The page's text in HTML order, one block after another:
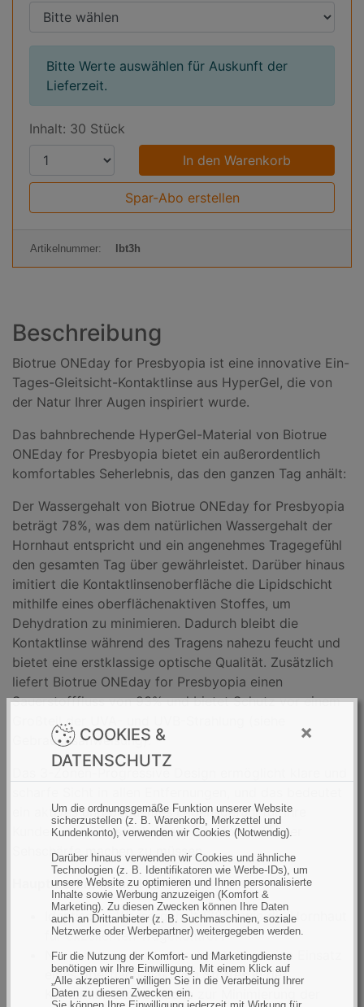
COOKIES &
DATENSCHUTZ
×
Um die ordnungsgemäße Funktion unserer Website
sicherzustellen (z. B. Warenkorb, Merkzettel und
Kundenkonto), verwenden wir Cookies (Notwendig).
Darüber hinaus verwenden wir Cookies und ähnliche
Technologien (z. B. Identifikatoren wie Werbe-IDs), um
unsere Website zu optimieren und Ihnen personalisierte
Inhalte sowie Werbung anzuzeigen (Komfort &
Marketing). Zu diesen Zwecken können Ihre Daten
auch an Drittanbieter (z. B. Suchmaschinen, soziale
Netzwerke oder Werbepartner) weitergegeben werden.
Für die Nutzung der Komfort- und Marketingdienste
benötigen wir Ihre Einwilligung. Mit einem Klick auf
„Alle akzeptieren“ willigen Sie in die Verarbeitung Ihrer
Daten zu diesen Zwecken ein.
Bitte Werte auswählen für Auskunft der
Lieferzeit.
Inhalt: 30 Stück
r
d
k
t
z
h
l
:
Spar-Abo erstellen
Artikelnummer: lbt3h
Beschreibung
Biotrue ONEday for Presbyopia ist eine innovative Ein-
Tages-Gleitsicht-Kontaktlinse aus HyperGel, die von
der Natur Ihrer Augen inspiriert wurde.
Das bahnbrechende HyperGel-Material von Biotrue
ONEday for Presbyopia bietet ein außerordentlich
komfortables Seherlebnis, das den ganzen Tag anhält:
Der Wassergehalt von Biotrue ONEday for Presbyopia
beträgt 78%, was dem natürlichen Wassergehalt der
Hornhaut entspricht und ein angenehmes Tragegefühl
den gesamten Tag über gewährleistet. Darüber hinaus
imitiert die Kontaktlinsenoberfläche die Lipidschicht
mithilfe eines oberflächenaktiven Stoffes, um
Dehydration zu minimieren. Dadurch bleibt die
Kontaktlinse während des Tragens nahezu feucht und
bietet eine erstklassige optische Qualität. Zusätzlich
liefert Biotrue ONEday for Presbyopia einen
Sauerstofffluss von 93% und bietet Schutz vor einem
Großteil der UVA- und UVB-Strahlung (siehe
Gebrauchsanweisung).
ein aktives und bequemes Lebensgefühl für Ihre
Kunden, ohne Abstriche beim Komfort oder der
Sehschärfe machen zu müssen.
Hauptmerkmale und Vorteile:
Identischer Wassergehalt (78%) wie die Hornhaut
für exzellenten Tragekomfort
Nachahmung der Lipidschicht durch den Einsatz
eines oberflächenaktiven Stoffes in der
Kontaktlinsenoberfläche zur Minimierung der